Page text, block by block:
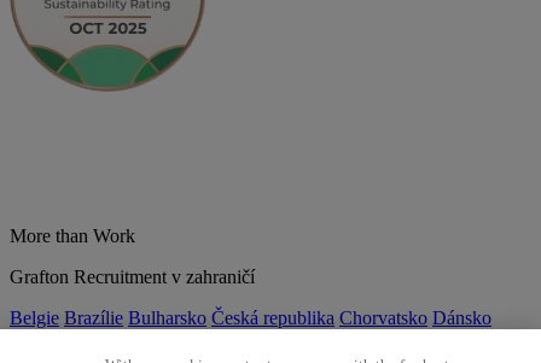
More than Work
Grafton Recruitment v zahraničí
Belgie Brazílie Bulharsko Česká republika Chorvatsko Dánsko